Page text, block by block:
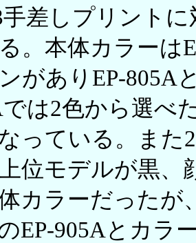
差しプリント
。本体カラーは
がありEP-805A
では2色から選べ
っている。また
位モデルが黒、
カラーだったが
EP-905Aとカラ